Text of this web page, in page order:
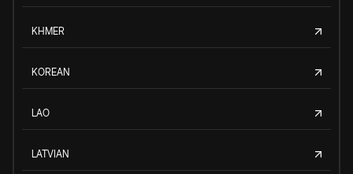
KHMER
KOREAN
LAO
LATVIAN